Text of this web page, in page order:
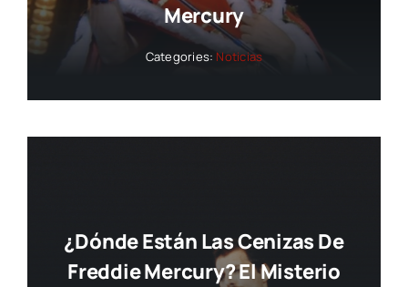
Mercury
Categories: Noticias
¿Dónde Están Las Cenizas De
Freddie Mercury? El Misterio